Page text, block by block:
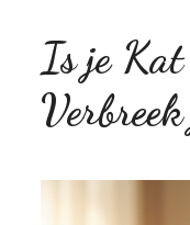
Is je